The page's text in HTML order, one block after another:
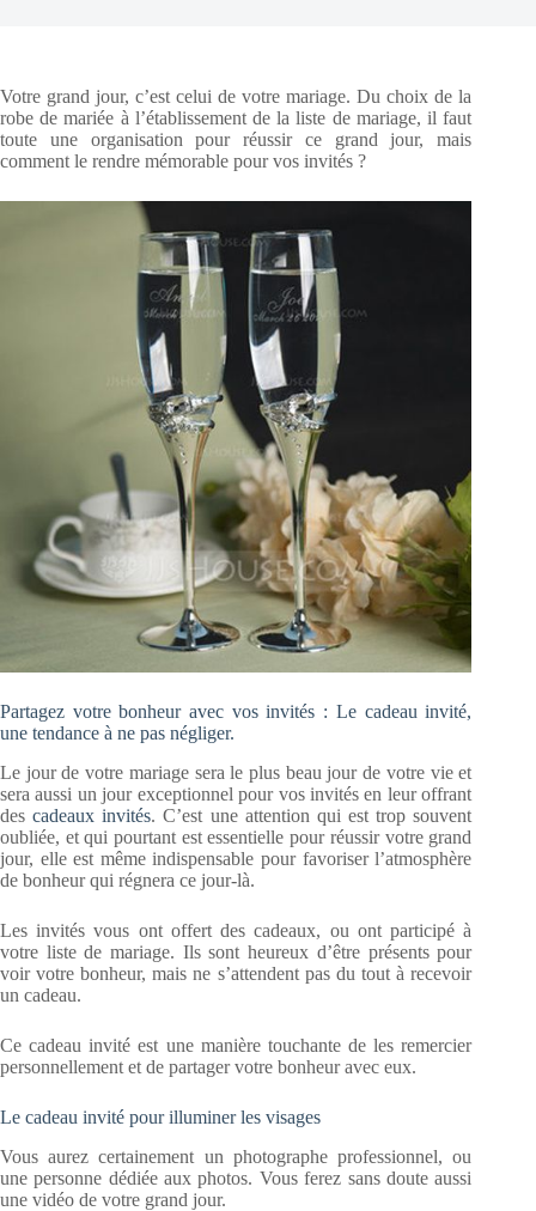
Votre grand jour, c’est celui de votre mariage. Du choix de la
robe de mariée à l’établissement de la liste de mariage, il faut
toute une organisation pour réussir ce grand jour, mais
comment le rendre mémorable pour vos invités ?
Partagez votre bonheur avec vos invités : Le cadeau invité,
une tendance à ne pas négliger.
Le jour de votre mariage sera le plus beau jour de votre vie et
sera aussi un jour exceptionnel pour vos invités en leur offrant
descadeaux invités. C’est une attention qui est trop souvent
oubliée, et qui pourtant est essentielle pour réussir votre grand
jour, elle est même indispensable pour favoriser l’atmosphère
de bonheur qui régnera ce jour-là.
Les invités vous ont offert des cadeaux, ou ont participé à
votre liste de mariage. Ils sont heureux d’être présents pour
voir votre bonheur, mais ne s’attendent pas du tout à recevoir
un cadeau.
Ce cadeau invité est une manière touchante de les remercier
personnellement et de partager votre bonheur avec eux.
Le cadeau invité pour illuminer les visages
Vous aurez certainement un photographe professionnel, ou
une personne dédiée aux photos. Vous ferez sans doute aussi
une vidéo de votre grand jour.